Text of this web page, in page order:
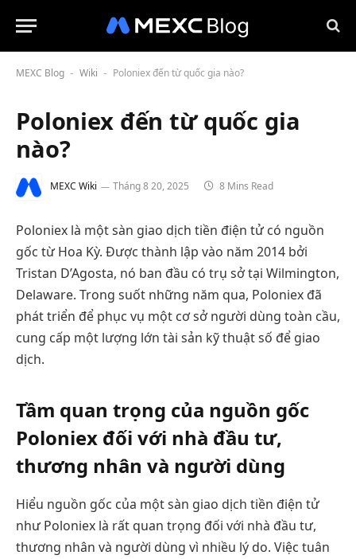
MEXC Blog - Wiki - Poloniex đến từ quốc gia nào?
Poloniex đến từ quốc gia
nào?
MEXC Wiki Tháng 8 20, 2025 8 Mins Read
Poloniex là một sàn giao dịch tiền điện tử có nguồn
gốc từ Hoa Kỳ. Được thành lập vào năm 2014 bởi
Tristan D’Agosta, nó ban đầu có trụ sở tại Wilmington,
Delaware. Trong suốt những năm qua, Poloniex đã
phát triển để phục vụ một cơ sở người dùng toàn cầu,
cung cấp một lượng lớn tài sản kỹ thuật số để giao
dịch.
Tầm quan trọng của nguồn gốc
Poloniex đối với nhà đầu tư,
thương nhân và người dùng
Hiểu nguồn gốc của một sàn giao dịch tiền điện tử
như Poloniex là rất quan trọng đối với nhà đầu tư,
thương nhân và người dùng vì nhiều lý do. Việc tuân